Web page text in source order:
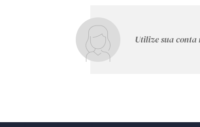
Utilize sua conta